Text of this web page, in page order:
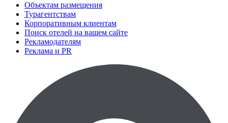
Объектам размещения
Турагентствам
Корпоративным клиентам
Поиск отелей на вашем сайте
Рекламодателям
Реклама и PR